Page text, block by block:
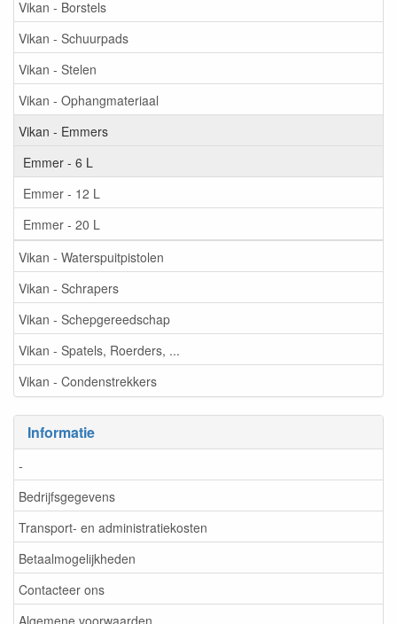
Vikan - Borstels
Vikan - Schuurpads
Vikan - Stelen
Vikan - Ophangmateriaal
Vikan - Emmers
Emmer - 6 L
Emmer - 12 L
Emmer - 20 L
Vikan - Waterspuitpistolen
Vikan - Schrapers
Vikan - Schepgereedschap
Vikan - Spatels, Roerders, ...
Vikan - Condenstrekkers
Informatie
-
Bedrijfsgegevens
Transport- en administratiekosten
Betaalmogelijkheden
Contacteer ons
Algemene voorwaarden